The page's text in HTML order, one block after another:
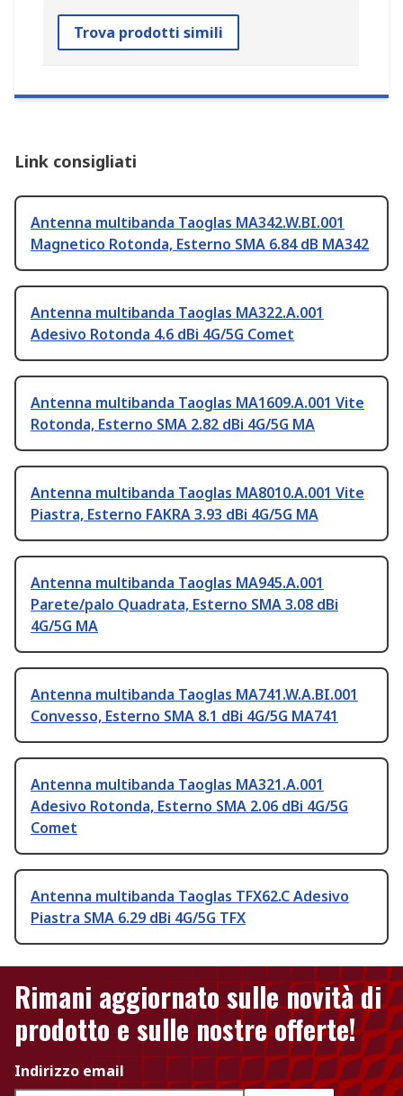
Trova prodotti simili
Link consigliati
Antenna multibanda Taoglas MA342.W.BI.001
Magnetico Rotonda, Esterno SMA 6.84 dB MA342
Antenna multibanda Taoglas MA322.A.001
Adesivo Rotonda 4.6 dBi 4G/5G Comet
Antenna multibanda Taoglas MA1609.A.001 Vite
Rotonda, Esterno SMA 2.82 dBi 4G/5G MA
Antenna multibanda Taoglas MA8010.A.001 Vite
Piastra, Esterno FAKRA 3.93 dBi 4G/5G MA
Antenna multibanda Taoglas MA945.A.001
Parete/palo Quadrata, Esterno SMA 3.08 dBi
4G/5G MA
Antenna multibanda Taoglas MA741.W.A.BI.001
Convesso, Esterno SMA 8.1 dBi 4G/5G MA741
Antenna multibanda Taoglas MA321.A.001
Adesivo Rotonda, Esterno SMA 2.06 dBi 4G/5G
Comet
Antenna multibanda Taoglas TFX62.C Adesivo
Piastra SMA 6.29 dBi 4G/5G TFX
Rimani aggiornato sulle novità di
prodotto e sulle nostre offerte!
Indirizzo email